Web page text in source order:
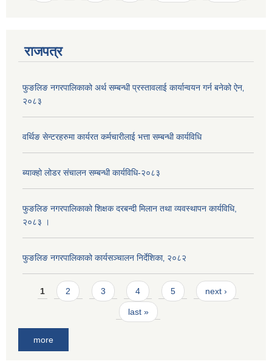
राजपत्र
फुङलिङ नगरपालिकाको अर्थ सम्बन्धी प्रस्तावलाई कार्यान्वयन गर्न बनेको ऐन‚
२०८३
वर्थिङ सेन्टरहरुमा कार्यरत कर्मचारीलाई भत्ता सम्बन्धी कार्यविधि
ब्याक्हो लोडर संचालन सम्बन्धी कार्यविधि-२०८३
फुङलिङ नगरपालिकाको शिक्षक दरबन्दी मिलान तथा व्यवस्थापन कार्यविधि,
२०८३ ।
फुङलिङ नगरपालिकाको कार्यसञ्चालन निर्देशिका‚ २०८२
Pages
1 2 3 4 5 next ›
last »
more